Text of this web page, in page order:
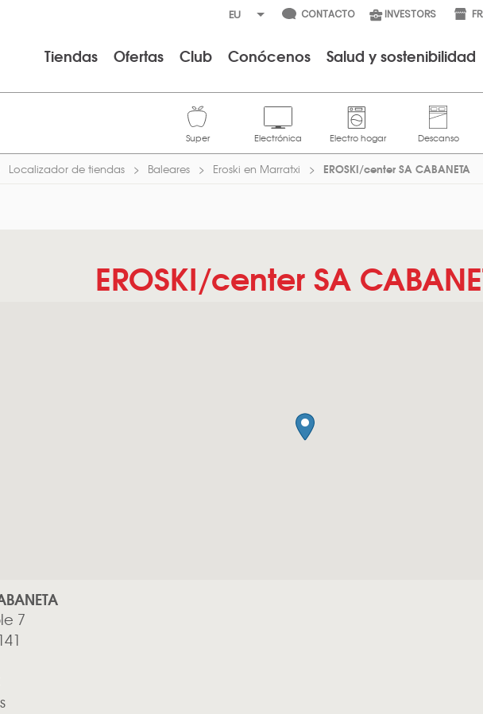
CONTACTO INVESTORS
Tiendas Ofertas Club Conócenos Salud y sostenibilidad
Localizador de tiendas Baleares Eroski en Marratxi EROSKI/center SA CABANETA
EROSKI/center SA
7